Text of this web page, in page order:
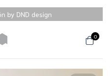
by DND design
0